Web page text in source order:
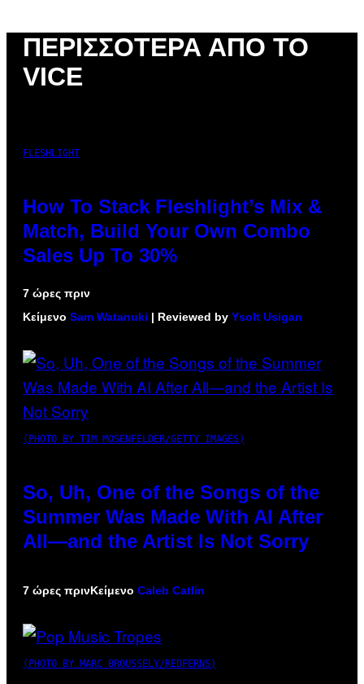
ΠΕΡΙΣΣΌΤΕΡΑ ΑΠΌ ΤΟ
VICE
FLESHLIGHT
How To Stack Fleshlight’s Mix &
Match, Build Your Own Combo
Sales Up To 30%
7 ώρες πριν
Κείμενο Sam Watanuki | Reviewed by Ysolt Usigan
(PHOTO BY TIM MOSENFELDER/GETTY IMAGES)
So, Uh, One of the Songs of the
Summer Was Made With AI After
All—and the Artist Is Not Sorry
7 ώρες πρινΚείμενο Caleb Catlin
(PHOTO BY MARC BROUSSELY/REDFERNS)